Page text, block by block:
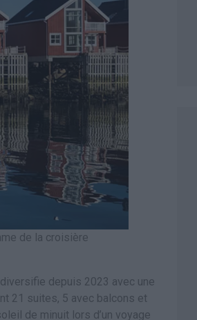
de la croisière
depuis 2023 avec une
21 suites, 5 avec balcons et
de minuit lors d’un voyage